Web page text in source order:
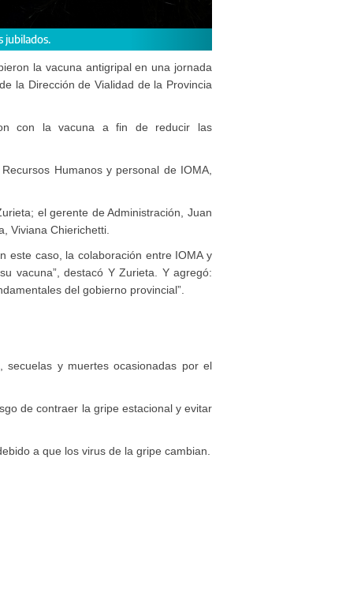
y el gerente de Administración, Juan Manuel Granillo
la vacuna antigripal en una jornada
la Dirección de Vialidad de la Provincia
con la vacuna a fin de reducir las
Humanos y personal de IOMA,
el gerente de Administración, Juan
Viviana Chierichetti.
este caso, la colaboración entre IOMA y
vacuna”, destacó Y Zurieta. Y agregó:
del gobierno provincial”.
secuelas y muertes ocasionadas por el
de contraer la gripe estacional y evitar
a que los virus de la gripe cambian.